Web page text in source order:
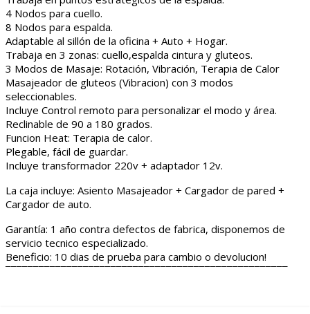
4 Nodos para cuello.
8 Nodos para espalda.
Adaptable al sillón de la oficina + Auto + Hogar.
Trabaja en 3 zonas: cuello,espalda cintura y gluteos.
3 Modos de Masaje: Rotación, Vibración, Terapia de Calor
Masajeador de gluteos (Vibracion) con 3 modos
seleccionables.
Incluye Control remoto para personalizar el modo y área.
Reclinable de 90 a 180 grados.
Funcion Heat: Terapia de calor.
Plegable, fácil de guardar.
Incluye transformador 220v + adaptador 12v.
La caja incluye: Asiento Masajeador + Cargador de pared +
Cargador de auto.
Garantía: 1 año contra defectos de fabrica, disponemos de
servicio tecnico especializado.
Beneficio: 10 dias de prueba para cambio o devolucion!
¯¯¯¯¯¯¯¯¯¯¯¯¯¯¯¯¯¯¯¯¯¯¯¯¯¯¯¯¯¯¯¯¯¯¯¯¯¯¯¯¯¯¯¯¯¯¯¯¯¯¯